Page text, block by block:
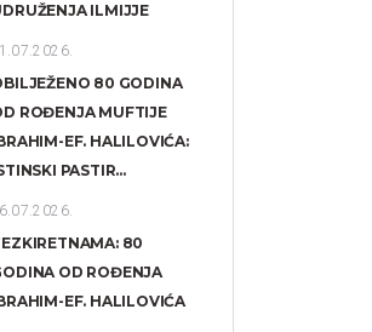
ILMIJJE
80 GODINA
ROĐENJA MUFTIJE
EF. HALILOVIĆA:
PASTIR...
80
OD ROĐENJA
EF. HALILOVIĆA